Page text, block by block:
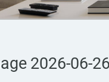
2026-06-